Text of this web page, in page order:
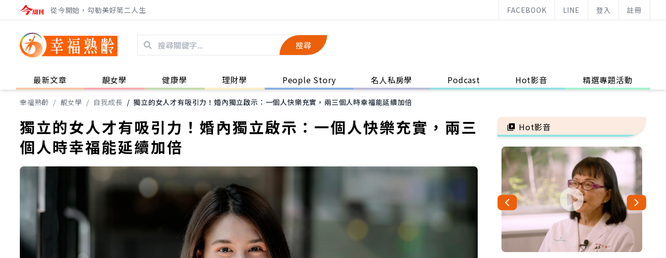
從今開始，勾勒美好第二人生 FACEBOOK LINE 登入 註冊
搜尋
最新文章 靚女學 健康學 理財學 People Story 名人私房學 Podcast Hot影音 精選專題活動
幸福熟齡 / 靚女學 / 自我成長 / 獨立的女人才有吸引力！婚內獨立啟示：一個人快樂充實，兩三個人時幸福能延續加倍
獨立的女人才有吸引力！婚內獨立啟示：一個人快樂充實，兩三
個人時幸福能延續加倍
Hot影音